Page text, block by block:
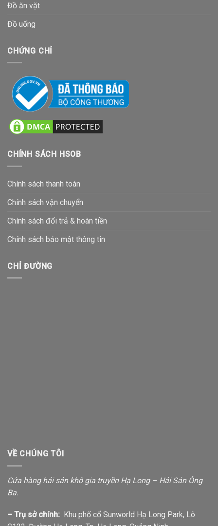
Đồ ăn vặt
Đồ uống
CHỨNG CHỈ
CHÍNH SÁCH HSOB
Chính sách thanh toán
Chính sách vận chuyển
Chính sách đổi trả & hoàn tiền
Chính sách bảo mật thông tin
CHỈ ĐƯỜNG
VỀ CHÚNG TÔI
Cửa hàng hải sản khô gia truyền Hạ Long – Hải Sản Ông
Ba.
– Trụ sở chính: Khu phố cổ Sunworld Hạ Long Park, Lô